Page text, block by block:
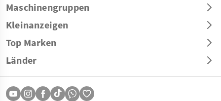
Maschinengruppen
Kleinanzeigen
Top Marken
Länder